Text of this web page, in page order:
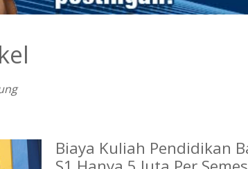
Biaya Kuliah Pendidikan